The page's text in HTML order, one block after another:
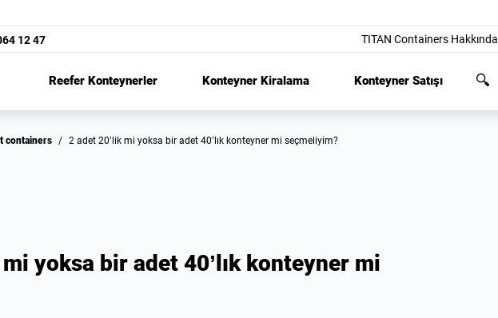
12 47 TITAN Containers Hakkında
Reefer Konteynerler Konteyner Kiralama Konteyner Satışı
containers / 2 adet 20’lik mi yoksa bir adet 40’lık konteyner mi seçmeliyim?
yoksa bir adet 40’lık konteyner mi